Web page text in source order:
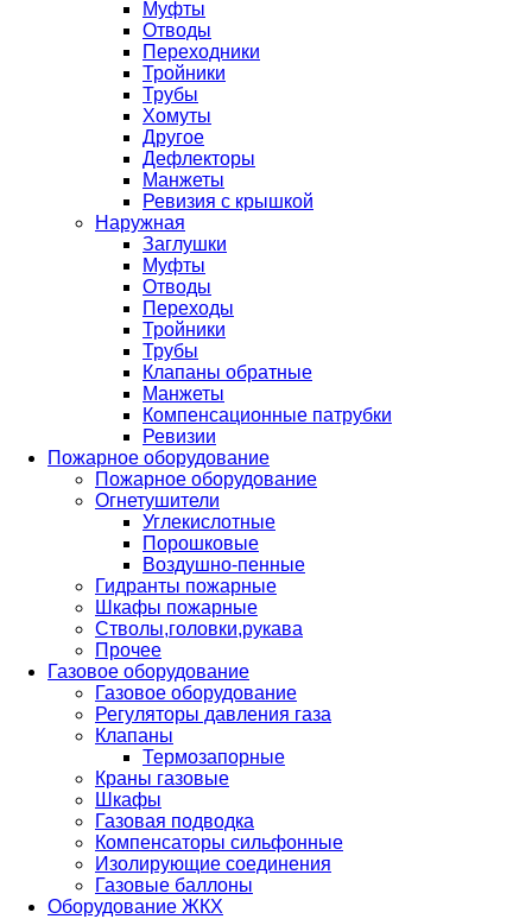
Муфты
Отводы
Переходники
Тройники
Трубы
Хомуты
Другое
Дефлекторы
Манжеты
Ревизия с крышкой
Наружная
Заглушки
Муфты
Отводы
Переходы
Тройники
Трубы
Клапаны обратные
Манжеты
Компенсационные патрубки
Ревизии
Пожарное оборудование
Пожарное оборудование
Огнетушители
Углекислотные
Порошковые
Воздушно-пенные
Гидранты пожарные
Шкафы пожарные
Стволы,головки,рукава
Прочее
Газовое оборудование
Газовое оборудование
Регуляторы давления газа
Клапаны
Термозапорные
Краны газовые
Шкафы
Газовая подводка
Компенсаторы сильфонные
Изолирующие соединения
Газовые баллоны
Оборудование ЖКХ